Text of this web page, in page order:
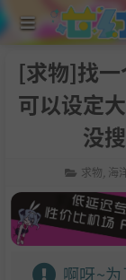
[求物]找
可以设定
没
求物 海
啊呀~